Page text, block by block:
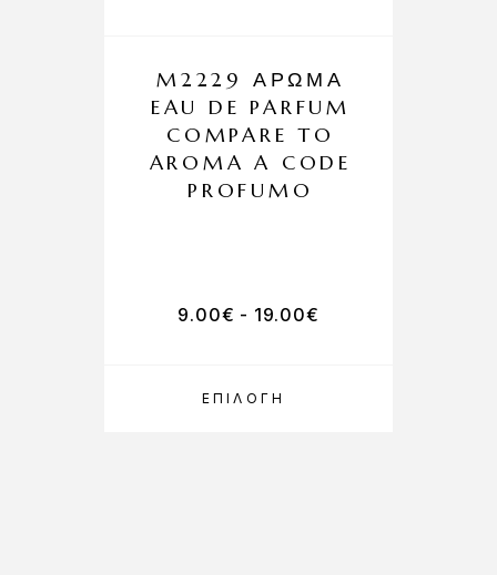
ΕΠΙΛΟΓΉ
M2229 ΆΡΩΜΑ
EAU DE PARFUM
COMPARE TO
AROMA A CODE
PROFUMO
9.00€ - 19.00€